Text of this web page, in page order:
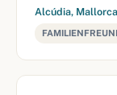
Alcúdia, Mallorca